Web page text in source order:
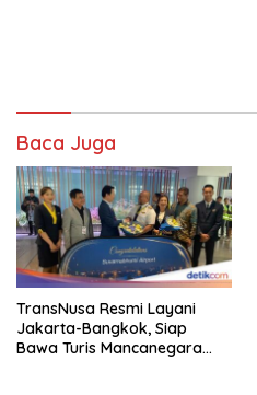
Baca Juga
TransNusa Resmi Layani
Jakarta-Bangkok, Siap
Bawa Turis Mancanegara